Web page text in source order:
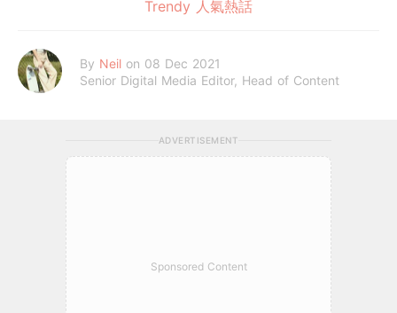
Trendy 人氣熱話
By Neil on 08 Dec 2021
Senior Digital Media Editor, Head of Content
ADVERTISEMENT
Sponsored Content